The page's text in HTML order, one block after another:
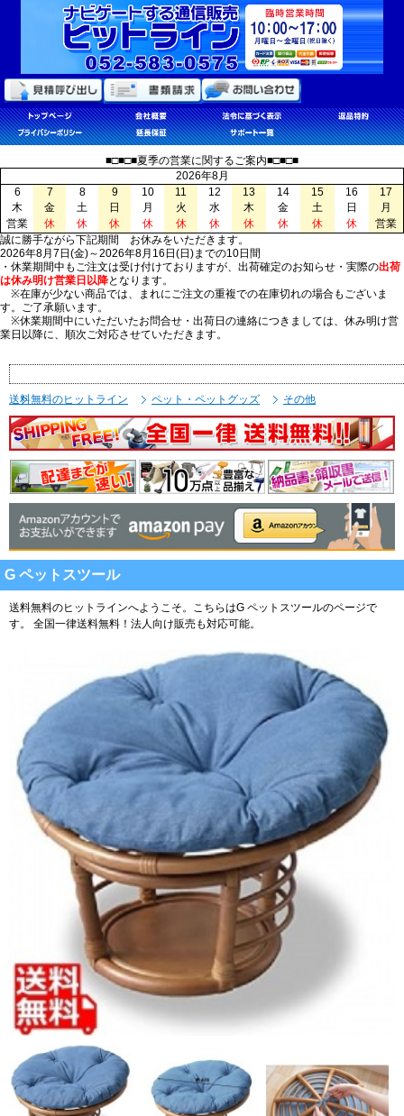
■□■□■夏季の営業に関するご案内■□■□■
2026年8月
6
7 8 9 10 11 12 13 14 15 16
17
木
金 土 日 月 火 水 木 金 土 日
月
営業
休 休 休 休 休 休 休 休 休 休
営業
誠に勝手ながら下記期間 お休みをいただきます。
2026年8月7日(金)～2026年8月16日(日)までの10日間
・休業期間中もご注文は受け付けておりますが、出荷確定のお知らせ・実際の出荷
は休み明け営業日以降となります。
※在庫が少ない商品では、まれにご注文の重複での在庫切れの場合もございま
す。ご了承願います。
※休業期間中にいただいたお問合せ・出荷日の連絡につきましては、休み明け営
業日以降に、順次ご対応させていただきます。
送料無料のヒットライン ペット・ペットグッズ その他
G ペットスツール
送料無料のヒットラインへようこそ。こちらはG ペットスツールのページで
す。
全国一律送料無料！法人向け販売も対応可能。